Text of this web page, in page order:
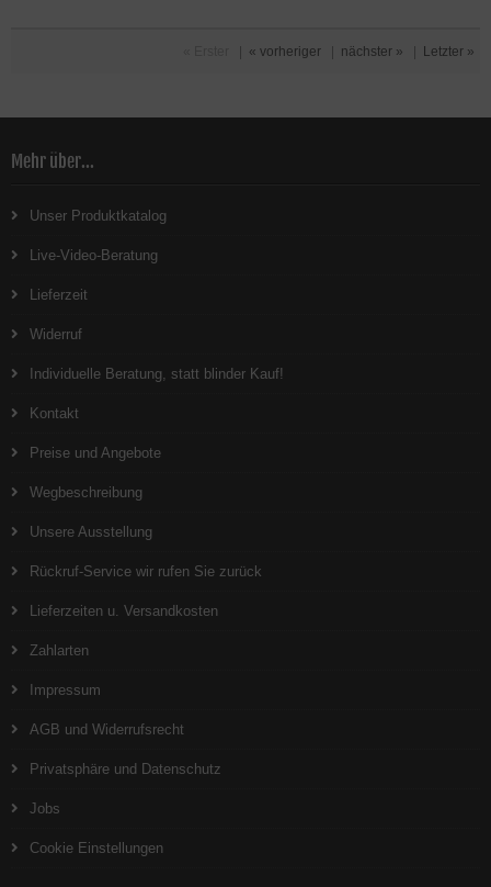
« vorheriger nächster » Letzter »
Mehr über...
Unser Produktkatalog
Live-Video-Beratung
Lieferzeit
Widerruf
Individuelle Beratung, statt blinder Kauf!
Kontakt
Preise und Angebote
Wegbeschreibung
Unsere Ausstellung
Rückruf-Service wir rufen Sie zurück
Lieferzeiten u. Versandkosten
Zahlarten
Impressum
AGB und Widerrufsrecht
Privatsphäre und Datenschutz
Jobs
Cookie Einstellungen